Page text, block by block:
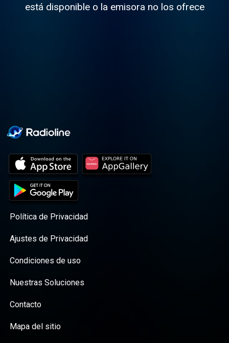
está disponible o la emisora no los ofrece
Política de Privacidad
Ajustes de Privacidad
Condiciones de uso
Nuestras Soluciones
Contacto
Mapa del sitio